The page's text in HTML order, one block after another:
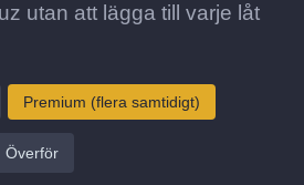
utan att lägga till varje låt
Premium (flera samtidigt)
Överför